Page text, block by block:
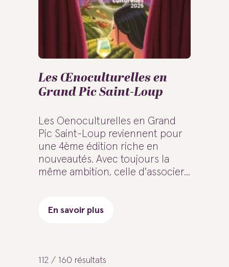
Les Œnoculturelles en
Grand Pic Saint-Loup
Les Oenoculturelles en Grand
Pic Saint-Loup reviennent pour
une 4ème édition riche en
nouveautés. Avec toujours la
même ambition, celle d'associer...
En savoir plus
112 / 160 résultats